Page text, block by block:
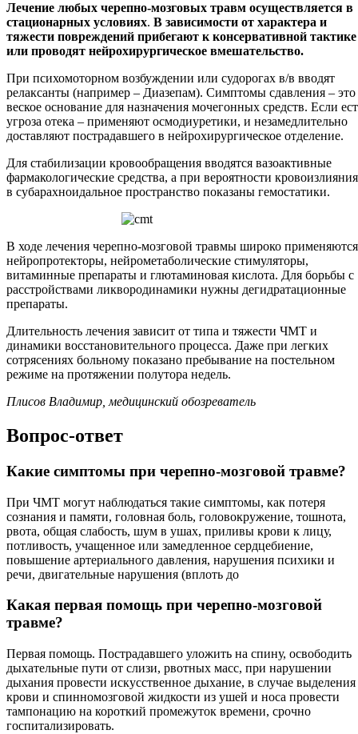
Лечение любых черепно-мозговых травм осуществляется в
стационарных условиях. В зависимости от характера и
тяжести повреждений прибегают к консервативной тактике
или проводят нейрохирургическое вмешательство.
При психомоторном возбуждении или судорогах в/в вводят
релаксанты (например – Диазепам). Симптомы сдавления – это
веское основание для назначения мочегонных средств. Если
угроза отека – применяют осмодиуретики, и незамедлительно
доставляют пострадавшего в нейрохирургическое отделение.
Для стабилизации кровообращения вводятся вазоактивные
фармакологические средства, а при вероятности кровоизлияния
в субарахноидальное пространство показаны гемостатики.
В ходе лечения черепно-мозговой травмы широко применяются
нейропротекторы, нейрометаболические стимуляторы,
витаминные препараты и глютаминовая кислота. Для борьбы с
расстройствами ликвородинамики нужны дегидратационные
препараты.
Длительность лечения зависит от типа и тяжести ЧМТ и
динамики восстановительного процесса. Даже при легких
сотрясениях больному показано пребывание на постельном
режиме на протяжении полутора недель.
Плисов Владимир, медицинский обозреватель
Вопрос-ответ
Какие симптомы при черепно-мозговой травме?
При ЧМТ могут наблюдаться такие симптомы, как потеря
сознания и памяти, головная боль, головокружение, тошнота,
рвота, общая слабость, шум в ушах, приливы крови к лицу,
потливость, учащенное или замедленное сердцебиение,
повышение артериального давления, нарушения психики и
речи, двигательные нарушения (вплоть до
Какая первая помощь при черепно-мозговой
травме?
Первая помощь. Пострадавшего уложить на спину, освободить
дыхательные пути от слизи, рвотных масс, при нарушении
дыхания провести искусственное дыхание, в случае выделения
крови и спинномозговой жидкости из ушей и носа провести
тампонацию на короткий промежуток времени, срочно
госпитализировать.